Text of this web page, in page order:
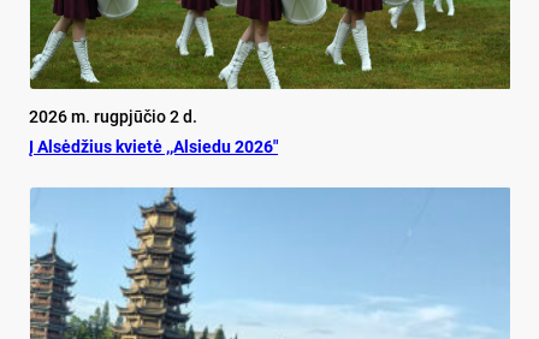
2026 m. rugpjūčio 2 d.
Į Alsėdžius kvietė ,,Alsiedu 2026″